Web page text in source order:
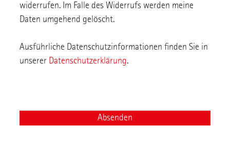
widerrufen. Im Falle des Widerrufs werden meine
Daten umgehend gelöscht.
Ausführliche Datenschutzinformationen finden Sie in
unserer Datenschutzerklärung.